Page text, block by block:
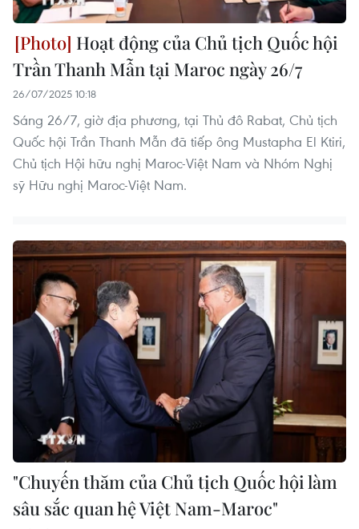
Hoạt động của Chủ tịch Quốc hội
Trần Thanh Mẫn tại Maroc ngày 26/7
26/07/2025 10:18
Sáng 26/7, giờ địa phương, tại Thủ đô Rabat, Chủ tịch
Quốc hội Trần Thanh Mẫn đã tiếp ông Mustapha El Ktiri,
Chủ tịch Hội hữu nghị Maroc-Việt Nam và Nhóm Nghị
sỹ Hữu nghị Maroc-Việt Nam.
"Chuyến thăm của Chủ tịch Quốc hội làm
sâu sắc quan hệ Việt Nam-Maroc"